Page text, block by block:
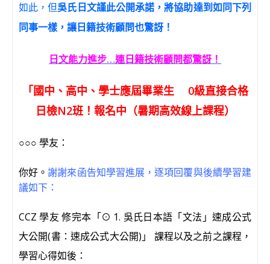
如此，但吳氏日文謹此公開承諾，將協助達到如同下列
同事一樣，讓日籍技術顧問也驚訝！
日文能力進步…連日籍技術顧問都驚訝！
「國中、高中、學士應屆畢業生 0級直接合格
日檢N2班！報名中（暑期高效線上課程）
○○○ 學友：
你好。 謝謝來函告知學習進展，逐項回覆與後續學習建
議如下：
CCZ 學友 修完本「⊙ 1. 吳氏日本語「文法」速成公式
大公開(書：速成公式大公開)」 課程以及之前之課程，
學習心得如後：